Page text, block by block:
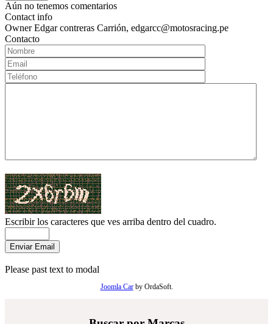
Aún no tenemos comentarios
Contact info
Owner Edgar contreras Carrión, edgarcc@motosracing.pe
Contacto
Escribir los caracteres que ves arriba dentro del cuadro.
Please past text to modal
Joomla Carby OrdaSoft.